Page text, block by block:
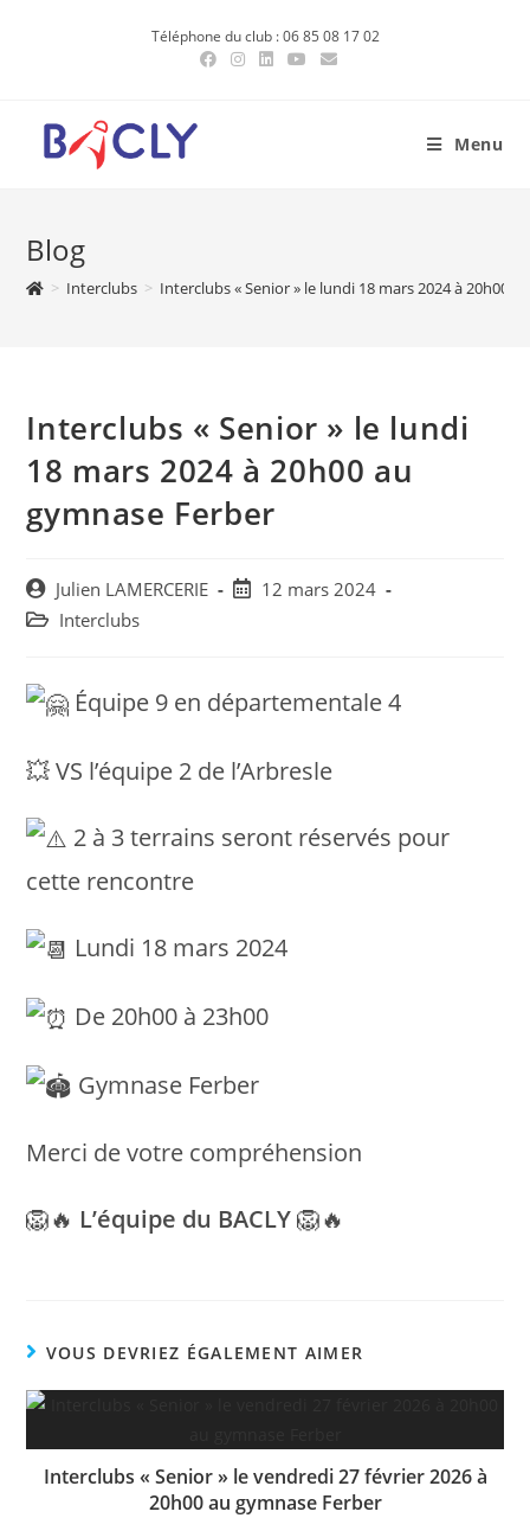
Téléphone du club : 06 85 08 17 02
Menu
Blog
> Interclubs > Interclubs « Senior » le lundi 18 mars 2024 à 20h00
Interclubs « Senior » le lundi
18 mars 2024 à 20h00 au
gymnase Ferber
Post
author:
Julien LAMERCERIE
Post12 mars 2024
Post Interclubs
Équipe 9 en départementale 4
💥 VS l’équipe 2 de l’Arbresle
2 à 3 terrains seront réservés pour
cette rencontre
Lundi 18 mars 2024
De 20h00 à 23h00
Gymnase Ferber
Merci de votre compréhension
🦁🔥 L’équipe du BACLY🦁🔥
VOUS DEVRIEZ ÉGALEMENT AIMER
Interclubs « Senior » le vendredi 27 février 2026 à
20h00 au gymnase Ferber